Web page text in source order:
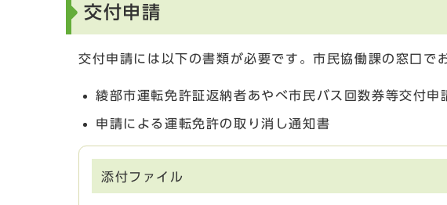
交付申請
交付申請には以下の書類が必要です。市民協働課の窓口で
綾部市運転免許証返納者あやべ市民バス回数券等交付申
申請による運転免許の取り消し通知書
添付ファイル